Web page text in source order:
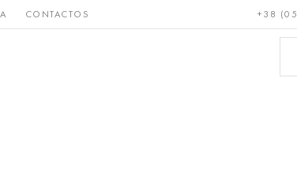
CONTACTOS +38
y Bronce, cobre,